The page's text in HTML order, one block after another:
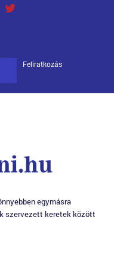
Feliratkozás
egymásra
szervezett keretek között